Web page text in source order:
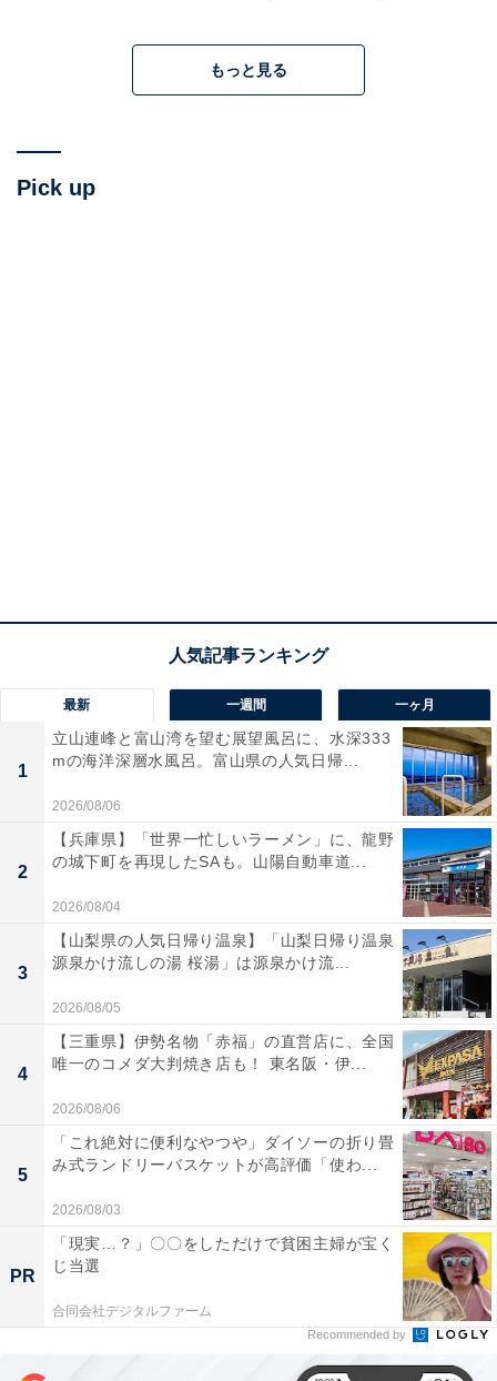
さらに、「東京では、アパートや部屋を探すのはとても
「ドイツでアパートを探すのは、とても難しいんです。
ほとんどの人は個人から直接借りるので、ネットの掲示
ドイツより別次元レベルで「ひどい」と思ったこ
とは？
もっと見る
Pick up
最新 一週間 一ヶ月
1
立山連峰と富山湾を望む展望風呂に、水深333
mの海洋深層水風呂。富山県の人気日帰...
2026/08/06
2
【兵庫県】「世界一忙しいラーメン」に、龍野
の城下町を再現したSAも。山陽自動車道...
2026/08/04
3
【山梨県の人気日帰り温泉】「山梨日帰り温泉
源泉かけ流しの湯 桜湯」は源泉かけ流...
2026/08/05
4
【三重県】伊勢名物「赤福」の直営店に、全国
唯一のコメダ大判焼き店も！ 東名阪・伊...
2026/08/06
5
「これ絶対に便利なやつや」ダイソーの折り畳
み式ランドリーバスケットが高評価「使わ...
2026/08/03
PR
「現実…？」〇〇をしただけで貧困主婦が宝く
じ当選
合同会社デジタルファーム
Recommended by